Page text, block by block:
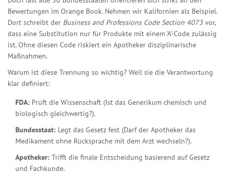
Bewertungen im Orange Book. Nehmen wir Kalifornien als Beispiel.
Dort schreibt der Business and Professions Code Section 4073vor,
dass eine Substitution nur für Produkte mit einem 'A'-Code zulässig
ist. Ohne diesen Code riskiert ein Apotheker disziplinarische
Maßnahmen.
Warum ist diese Trennung so wichtig? Weil sie die Verantwortung
klar definiert:
FDA: Prüft die Wissenschaft (Ist das Generikum chemisch und
biologisch gleichwertig?).
Bundesstaat: Legt das Gesetz fest (Darf der Apotheker das
Medikament ohne Rücksprache mit dem Arzt wechseln?).
Apotheker: Trifft die finale Entscheidung basierend auf Gesetz
und Fachkunde.